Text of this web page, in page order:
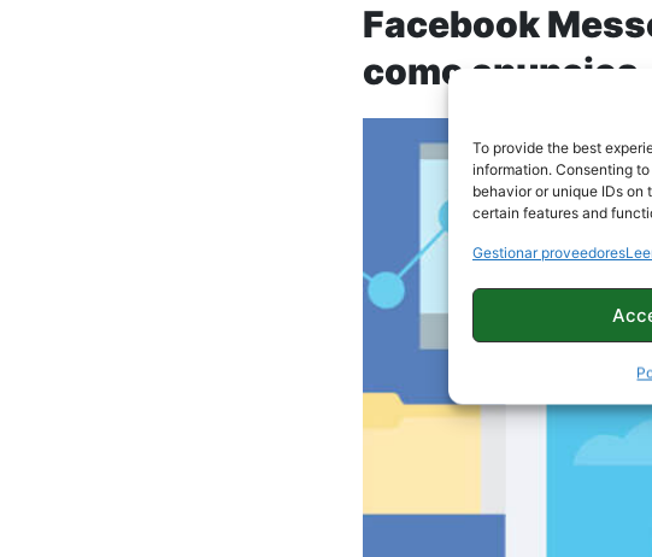
To provide the best
information. Consenting
behavior or unique IDs
certain features and
Gestionar proveedores
Facebook
como anuncios